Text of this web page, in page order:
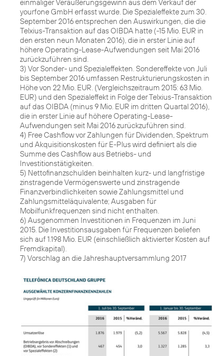
einmaliger Veräußerungsgewinn aus dem Verkauf der
yourfone GmbH erfasst wurde. Die Spezialeffekte zum 30.
September 2016 entsprechen den Auswirkungen, die die
Telxius-Transaktion auf das OIBDA hatte (-15 Mio. EUR in
den ersten neun Monaten 2016), die in erster Linie auf
höhere Operating-Lease-Aufwendungen seit Mai 2016
zurückzuführen sind.
3) Vor Sonder- und Spezialeffekten. Sondereffekte von Juli
bis September 2016 umfassen Restrukturierungskosten in
Höhe von 22 Mio. EUR. (Vergleichszeitraum 2015: 63 Mio.
EUR) und den Spezialeffekt in Folge der Telxius-Transaktion
auf das OIBDA (minus 9 Mio. EUR im dritten Quartal 2016),
die in erster Linie auf höhere Operating-Lease-
Aufwendungen seit Mai 2016 zurückzuführen sind.
4) Free Cashflow vor Zahlungen für Dividenden, Spektrum
und Akquisitionskosten für E-Plus wird definiert als die
Summe des Cashflow aus Betriebs- und
Investitionstätigkeiten.
5) Nettofinanzschulden beinhalten kurz- und langfristige
zinstragende Vermögenswerte und zinstragende
Finanzverbindlichkeiten sowie Zahlungsmittel und
Zahlungsmitteläquivalente; Ausgaben für
Mobilfunkfrequenzen sind nicht enthalten.
6) Ausgenommen Investitionen in Frequenzen im Juni
2015. Die Investitionsausgaben für Frequenzen beliefen
sich auf 1.198 Mio. EUR (einschließlich aktivierter Kosten auf
Fremdkapital).
7) Vorschlag an die Jahreshauptversammlung 2017